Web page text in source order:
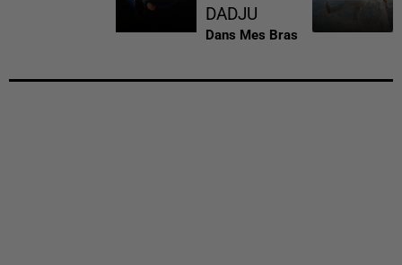
DADJU
Dans Mes Bras